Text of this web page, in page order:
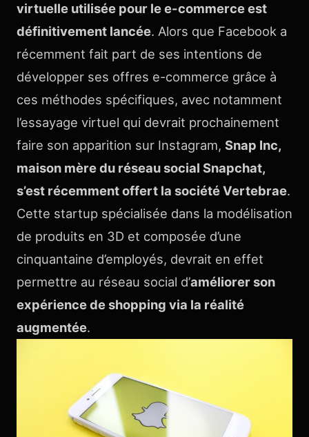
virtuelle utilisée pour le e-commerce est
définitivement lancée. Alors que Facebook a
récemment fait part de ses intentions de
développer ses offres e-commerce grâce à
ces méthodes spécifiques, avec notamment
l’essayage virtuel qui devrait prochainement
faire son apparition sur Instagram, Snap Inc,
maison mère du réseau social Snapchat,
s’est récemment offert la société Vertebrae.
Cette startup spécialisée dans la modélisation
de produits en 3D et composée d’une
cinquantaine d’employés, devrait en effet
permettre au réseau social d’améliorer son
expérience de shopping via la réalité
augmentée.